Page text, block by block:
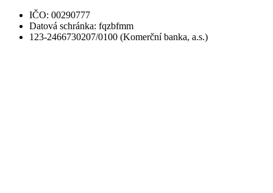
IČO: 00290777
Datová schránka: fqzbfmm
123-2466730207/0100 (Komerční banka, a.s.)